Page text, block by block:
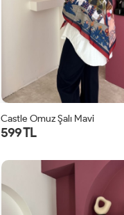
STD
Castle Omuz Şalı Mavi
599 TL